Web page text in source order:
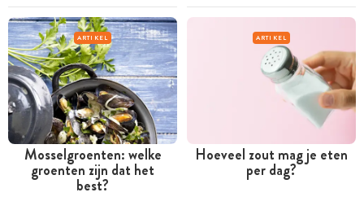
ARTIKEL
Mosselgroenten: welke
groenten zijn dat het
best?
ARTIKEL
Hoeveel zout mag je eten
per dag?